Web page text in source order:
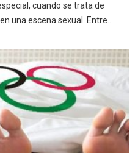
cuando se trata de
una escena sexual. Entre…